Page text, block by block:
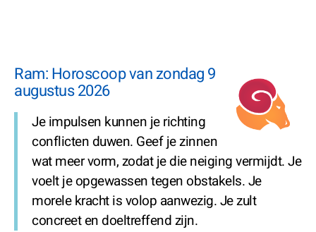
Ram: Horoscoop van zondag 9
augustus 2026
Je impulsen kunnen je richting
conflicten duwen. Geef je zinnen
wat meer vorm, zodat je die neiging vermijdt. Je
voelt je opgewassen tegen obstakels. Je
morele kracht is volop aanwezig. Je zult
concreet en doeltreffend zijn.